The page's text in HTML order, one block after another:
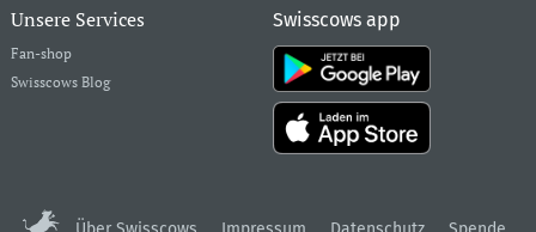
Unsere Services
Fan-shop
Swisscows Blog
Swisscows app